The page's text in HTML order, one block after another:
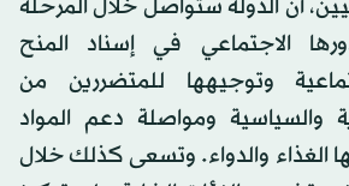
أن الدولة ستواصل خلال المرحلة
الاجتماعي في إسناد المنح
وتوجيهها للمتضررين من
والسياسية ومواصلة دعم المواد
الغذاء والدواء. وتسعى كذلك خلال